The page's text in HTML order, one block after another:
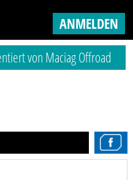
ANMELDEN
von Maciag Offroad